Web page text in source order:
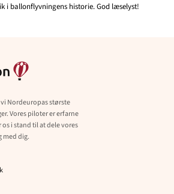
i ballonflyvningens historie. God læselyst!
Nordeuropas største
Vores piloter er erfarne
i stand til at dele vores
dig.